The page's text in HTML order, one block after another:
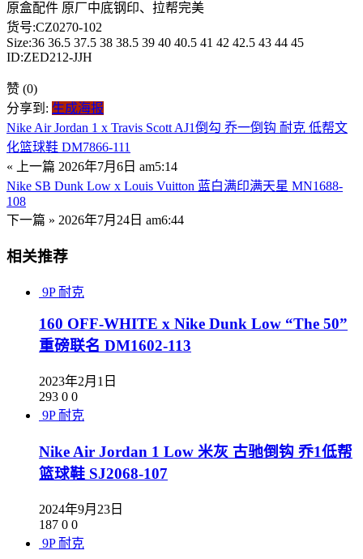
原盒配件 原厂中底钢印、拉帮完美
货号:CZ0270-102
Size:36 36.5 37.5 38 38.5 39 40 40.5 41 42 42.5 43 44 45
ID:ZED212-JJH
赞 (0)
分享到: 生成海报
Nike Air Jordan 1 x Travis Scott AJ1倒勾 乔一倒钩 耐克 低帮文
化篮球鞋 DM7866-111
« 上一篇 2026年7月6日 am5:14
Nike SB Dunk Low x Louis Vuitton 蓝白满印满天星 MN1688-
108
下一篇 » 2026年7月24日 am6:44
相关推荐
9P 耐克
160 OFF-WHITE x Nike Dunk Low “The 50”
重磅联名 DM1602-113
2023年2月1日
293 0 0
9P 耐克
Nike Air Jordan 1 Low 米灰 古驰倒钩 乔1低帮
篮球鞋 SJ2068-107
2024年9月23日
187 0 0
9P 耐克